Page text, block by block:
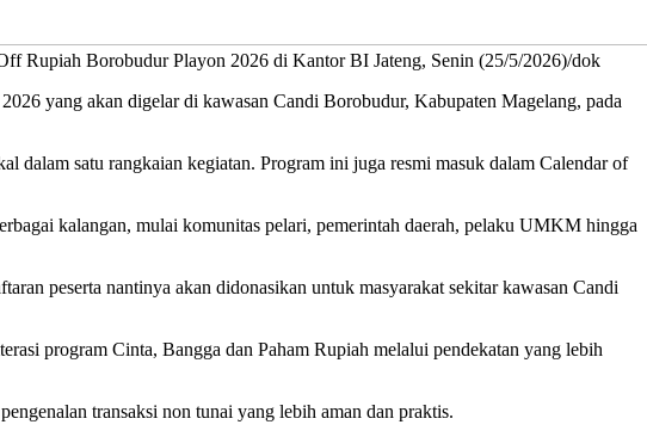
Rupiah Borobudur Playon 2026 di Kantor BI Jateng, Senin (25/5/2026)/dok
yang akan digelar di kawasan Candi Borobudur, Kabupaten Magelang, pada
dalam satu rangkaian kegiatan. Program ini juga resmi masuk dalam Calendar of
kalangan, mulai komunitas pelari, pemerintah daerah, pelaku UMKM hingga
peserta nantinya akan didonasikan untuk masyarakat sekitar kawasan Candi
program Cinta, Bangga dan Paham Rupiah melalui pendekatan yang lebih
transaksi non tunai yang lebih aman dan praktis.